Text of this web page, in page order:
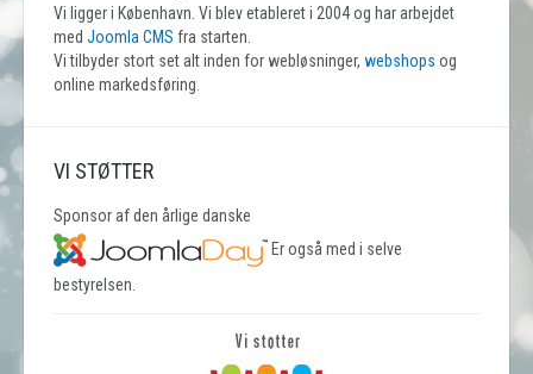
Vi ligger i København. Vi blev etableret i 2004 og har arbejdet
med Joomla CMS fra starten.
Vi tilbyder stort set alt inden for webløsninger, webshops og
online markedsføring.
VI STØTTER
Sponsor af den årlige danske
Er også med i selve
bestyrelsen.